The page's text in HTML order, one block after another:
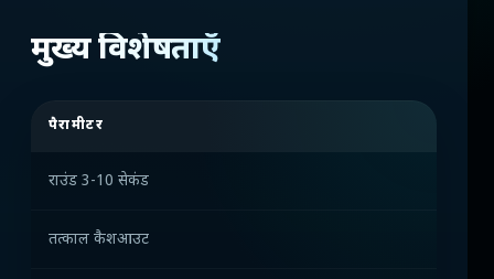
मुख्य विशेषताएँ
पैरामीटर
राउंड 3-10 सेकंड
तत्काल कैशआउट